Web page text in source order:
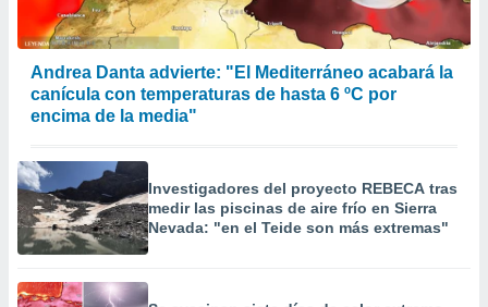
Andrea Danta advierte: "El Mediterráneo acabará la
canícula con temperaturas de hasta 6 ºC por
encima de la media"
Investigadores del proyecto REBECA tras
medir las piscinas de aire frío en Sierra
Nevada: "en el Teide son más extremas"